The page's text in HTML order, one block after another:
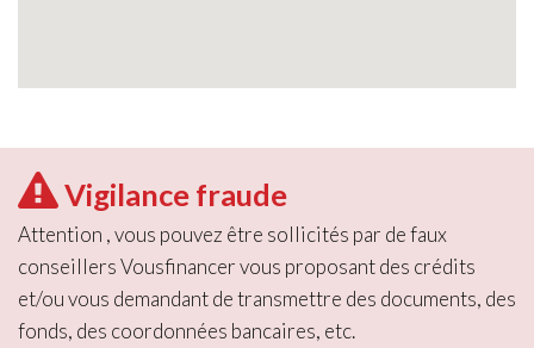
Vigilance fraude
Attention , vous pouvez être sollicités par de faux
conseillers Vousfinancer vous proposant des crédits
et/ou vous demandant de transmettre des documents, des
fonds, des coordonnées bancaires, etc.